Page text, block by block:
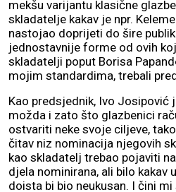
mekšu varijantu klasične
skladatelje kakav je npr.
nastojao doprijeti do šire
jednostavnije forme od ovih
skladatelji poput Borisa
mojim standardima, trebali
Kao predsjednik, Ivo Josipović
možda i zato što glazbenici
ostvariti neke svoje ciljeve,
čitav niz nominacija njegovih
kao skladatelj trebao pojaviti
djela nominirana, ali bilo kakav
doista bi bio neukusan. I čini